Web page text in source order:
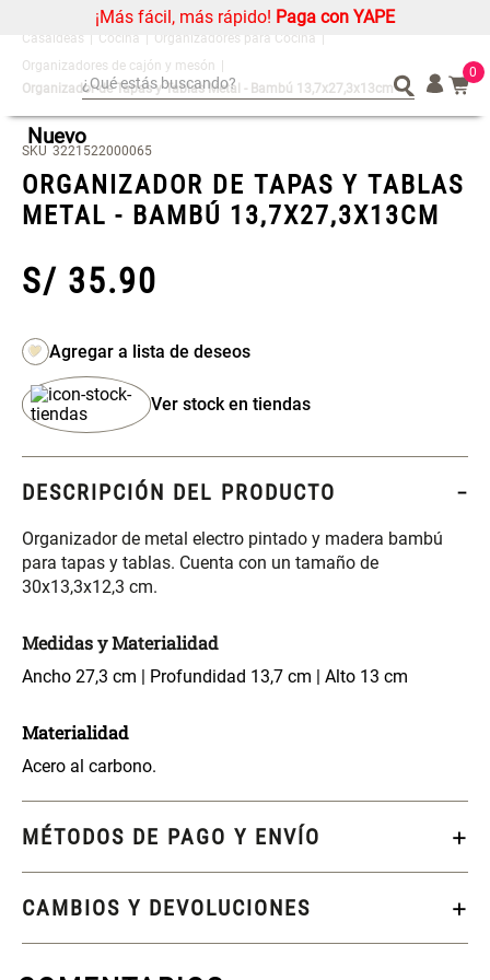
¡Más fácil, más rápido! Paga con YAPE
¿Qué estás buscando? 0
¿Qué estás buscando?
Cocina
Organizadores para Cocina
Organizadores de cajón y mesón
Organizador de Tapas y Tablas Metal - Bambú 13,7x27,3x13cm
Nuevo
SKU 3221522000065
ORGANIZADOR DE TAPAS Y TABLAS
METAL - BAMBÚ 13,7X27,3X13CM
S/ 35.90
Ver stock en tiendas
DESCRIPCIÓN DEL PRODUCTO
Organizador de metal electro pintado y madera bambú
para tapas y tablas. Cuenta con un tamaño de
30x13,3x12,3 cm.
Medidas y Materialidad
Ancho 27,3 cm | Profundidad 13,7 cm | Alto 13 cm
Materialidad
Acero al carbono.
MÉTODOS DE PAGO Y ENVÍO
CAMBIOS Y DEVOLUCIONES
Mueble MDF y Madera Bambú
S/ 349.00S/ 261.00 S/ 104.00
Set Sábanas Algodón satín 240
Hilos
S/ 169.00
Almohada Memory + Gel
S/ 69.90
Comoda Bambú con Puertas 80
x 33 x 80 cm
S/ 319.00S/ 254.90
Almohada Sensación Plumas
S/ 74.90
Organizador
Cojin
Alfombra
Niños
Almohada
Mantel
Platos
Individuales
Cortinas
Organizador
Cojin
Alfombra
Niños
Almohada
Mantel
Platos
Individuales
Cortinas